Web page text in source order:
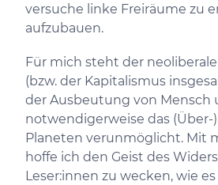
versuche linke Freiräume zu
aufzubauen.
Für mich steht der
(bzw. der Kapitalismus
der Ausbeutung von Mensch
notwendigerweise das (Über-
Planeten verunmöglicht. Mit
hoffe ich den Geist des
Leser:innen zu wecken, wie